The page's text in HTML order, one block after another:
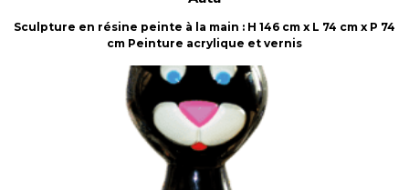
Sculpture en résine peinte à la main : H 146 cm x L 74 cm x P 74
cm Peinture acrylique et vernis